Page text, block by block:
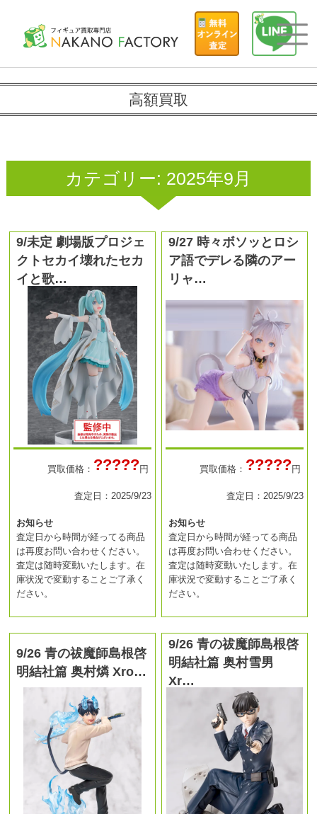
高額買取
カテゴリー: 2025年9月
9/未定 劇場版プロジェ
クトセカイ壊れたセカ
イと歌…
買取価格： ?????円
査定日：2025/9/23
お知らせ
査定日から時間が経ってる商品
は再度お問い合わせください。
査定は随時変動いたします。在
庫状況で変動することご了承く
ださい。
9/27 時々ボソッとロシ
ア語でデレる隣のアー
リャ…
買取価格： ?????円
査定日：2025/9/23
お知らせ
査定日から時間が経ってる商品
は再度お問い合わせください。
査定は随時変動いたします。在
庫状況で変動することご了承く
ださい。
9/26 青の祓魔師島根啓
明結社篇 奥村燐 Xro…
9/26 青の祓魔師島根啓
明結社篇 奥村雪男
Xr…